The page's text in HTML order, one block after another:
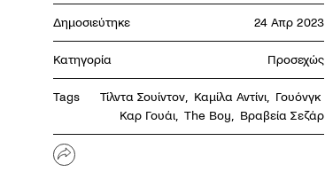
Δημοσιεύτηκε 24 Απρ 2023
Κατηγορία Προσεχώς
Tags Τίλντα Σουίντον, Καμίλα Αντίνι, Γουόνγκ
Καρ Γουάι, The Boy, Βραβεία Σεζάρ